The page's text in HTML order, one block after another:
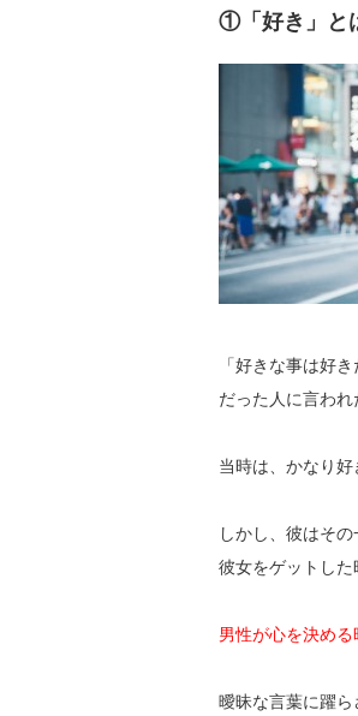
①「好き」と
「好きな事は好
だった人に言われ
当時は、かなり好
しかし、彼はその
彼女をゲットした
男性が心を決め
曖昧な言葉に躍ら